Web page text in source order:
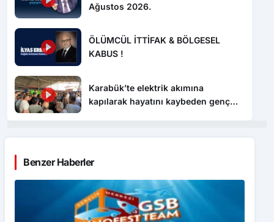
Ağustos 2026.
ÖLÜMCÜL İTTİFAK & BÖLGESEL
KABUS !
Karabük’te elektrik akımına
kapılarak hayatını kaybeden genç
Benzer Haberler